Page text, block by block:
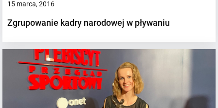
15 marca, 2016
Zgrupowanie kadry narodowej w pływaniu